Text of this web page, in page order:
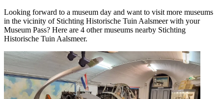
Looking forward to a museum day and want to visit more museums
in the vicinity of Stichting Historische Tuin Aalsmeer‎ with your
Museum Pass? Here are 4 other museums nearby Stichting
Historische Tuin Aalsmeer‎.